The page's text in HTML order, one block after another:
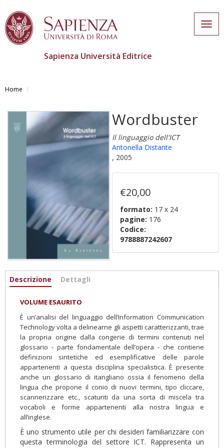
contenuto
Sapienza Università Editrice
Home
Wordbuster
Il linguaggio dell'ICT
Antonella Distante
, 2005
€20,00
formato: 17 x 24
pagine: 176
Codice:
9788887242607
Informazioni
Descrizione (scheda
Dettagli
VOLUME ESAURITO
È un’analisi del linguaggio dell’Information Communication
Technology volta a delinearne gli aspetti caratterizzanti, trae
la propria origine dalla congerie di termini contenuti nel
glossario - parte fondamentale dell’opera - che contiene
definizioni sintetiche ed esemplificative delle parole
appartenenti a questa disciplina specialistica. È presente
anche un glossario di itangliano ossia il fenomeno della
lingua che propone il conio di nuovi termini, tipo cliccare,
scannerizzare etc., scaturiti da una sorta di miscela tra
vocaboli e forme appartenenti alla nostra lingua e
all’inglese.
È uno strumento utile per chi desideri familiarizzare con
questa terminologia del settore ICT. Rappresenta un